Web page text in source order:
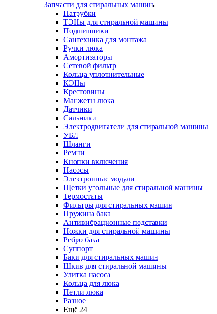
Запчасти для стиральных машин
Патрубки
ТЭНы для стиральной машины
Подшипники
Сантехника для монтажа
Ручки люка
Амортизаторы
Сетевой фильтр
Кольца уплотнительные
КЭНы
Крестовины
Манжеты люка
Датчики
Сальники
Электродвигатели для стиральной машины
УБЛ
Шланги
Ремни
Кнопки включения
Насосы
Электронные модули
Щетки угольные для стиральной машины
Термостаты
Фильтры для стиральных машин
Пружина бака
Антивибрационные подставки
Ножки для стиральной машины
Ребро бака
Суппорт
Баки для стиральных машин
Шкив для стиральной машины
Улитка насоса
Кольца для люка
Петли люка
Разное
Ещё 24